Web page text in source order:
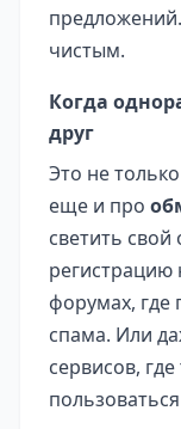
чистым.
Когда
друг
Это не
еще и про
светить
регистрацию
форумах, где
спама. Или
сервисов,